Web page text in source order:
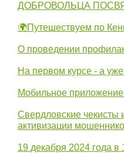
ДОБРОВОЛЬЦА
🌍Путешествуем по
О проведении
На первом курсе - а
Мобильное
Свердловские
активизации
19 декабря 2024 года